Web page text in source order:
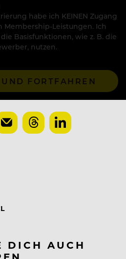
habe ich KEINEN Zugang
Membership-Leistungen. Ich
Basisfunktionen, wie z. B. die
nutzen.
FORTFAHREN
DICH AUCH